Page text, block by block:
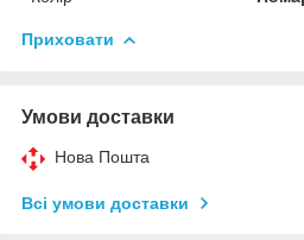
Приховати
Умови доставки
Нова Пошта
Всі умови доставки